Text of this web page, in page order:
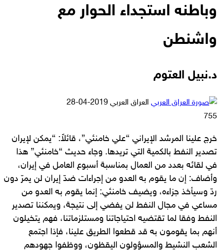
وباطنه استجداء الحوار مع
واشنطن
د.نبيل العتوم
العراق العربي أرسل
2019-04-28
755
خرج علينا المرشد الإيراني “علي خامنئي”، قائلاً: “يمكن لإيران
تصدير النفط بالكمية التي تريدها. وجاء حديث “خامنئي” هذا
في لقائه بعدد من العمال بمناسبة أسبوع العامل في إيران،
وأضاف: إن ما يقوم به العدو من إجراءات ضدّ إيران لن يمرّ دون
ردّ وسيأخذ جزاءه، ويضيف خامنئي: إنما يقوم به العدو من
مساعي في مجال النفط لن يفضي إلى نتيجة، ويمكننا تصدير
النفط وفقا لما تقتضيه احتياجاتنا ومستلزماتنا، فهم يتخيلون
أنهم بما يقومون به قد قطعوا الطريق علينا، فإذا اجتمع
الشعب النشيط والمسؤولون اليقظون، ووظفوا جهودهم